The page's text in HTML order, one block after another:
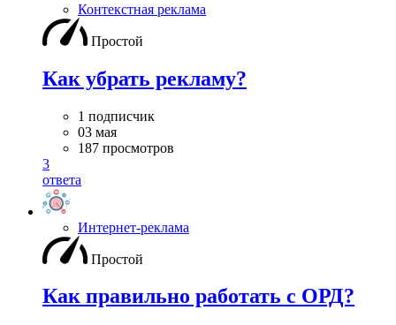
Контекстная реклама
Простой
Как убрать рекламу?
1 подписчик
03 мая
187 просмотров
3
ответа
Интернет-реклама
Простой
Как правильно работать с ОРД?